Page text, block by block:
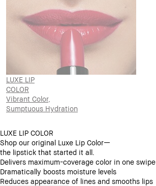
LUXE LIP
COLOR
Vibrant Color,
Sumptuous Hydration
LUXE LIP COLOR
Shop our original Luxe Lip Color—
the lipstick that started it all.
Delivers maximum-coverage color in one swipe
Dramatically boosts moisture levels
Reduces appearance of lines and smooths lips